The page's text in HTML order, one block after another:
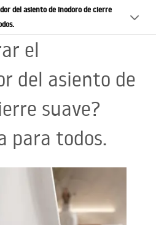
del asiento de inodoro de cierre
el
del asiento de
suave?
para todos.